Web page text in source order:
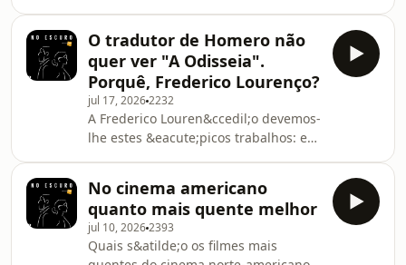
1964. Onde desembarcara, vindo do
previa, bateu recordes de bilheteira
logo nos primeiros dias) e j&aacute;
as redes sociais se agitam com
imagens do
pr&oacute;ximo&nbsp;blockbuster.
Para vermos o filme completo, temos
de esperar por Outubro, mas
o&nbsp;trailer&nbsp;j&aacute;
est&aacute; a&iacute;. Falamos de&n
O tradutor de Homero não
quer ver "A Odisseia".
Porquê, Frederico Lourenço?
jul 17, 20262232
A Frederico Louren&ccedil;o devemos-
lhe estes &eacute;picos trabalhos: em
(pela qual recebeu o Pr&eacute;mio D.
Dinis da Casa de Mateus e o Grande
Pr&eacute;mio de
Tradu&ccedil;&atilde;o&nbsp;APT/Pen
No cinema americano
quanto mais quente melhor
jul 10, 20262393
Quais s&atilde;o os filmes mais